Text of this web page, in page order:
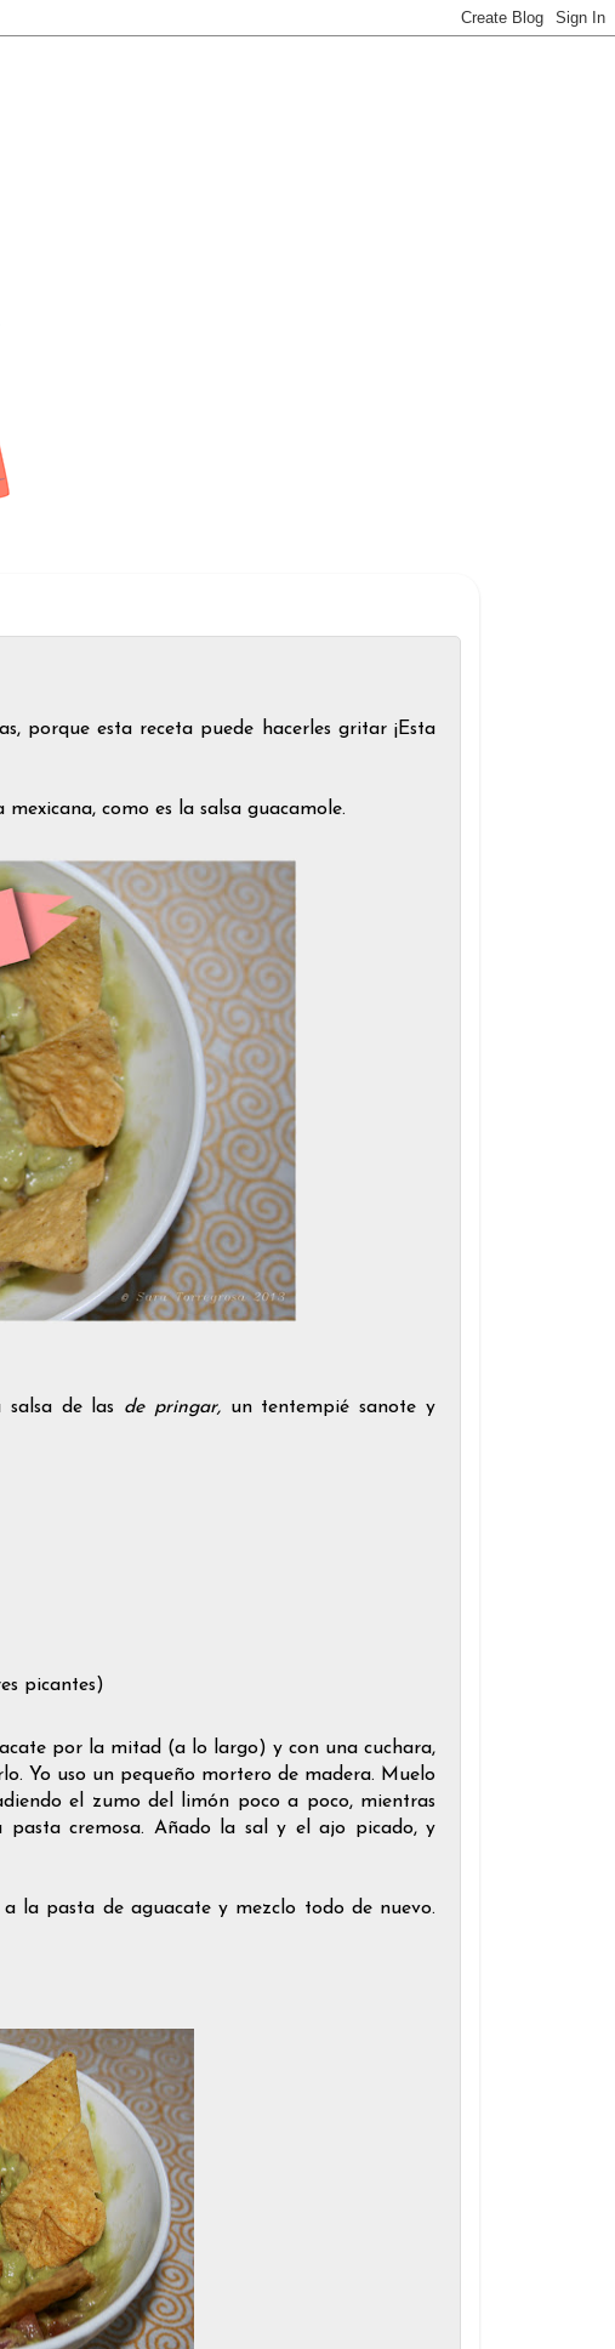
porque esta receta puede hacerles gritar ¡Esta
como es la salsa guacamole.
salsa de las de pringar,un tentempié sanote y
picantes)
por la mitad (a lo largo) y con una cuchara,
Yo uso un pequeño mortero de madera. Muelo
el zumo del limón poco a poco, mientras
pasta cremosa. Añado la sal y el ajo picado, y
la pasta de aguacate y mezclo todo de nuevo.